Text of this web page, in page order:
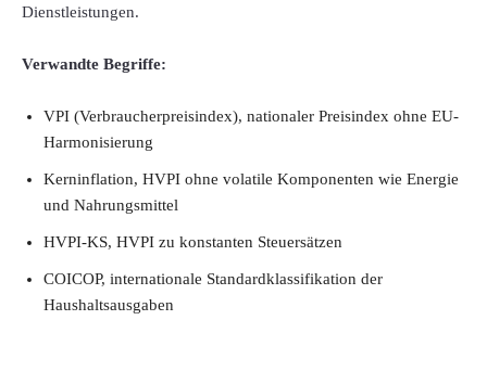
Dienstleistungen.
Verwandte Begriffe:
VPI (Verbraucherpreisindex), nationaler Preisindex ohne EU-
Harmonisierung
Kerninflation, HVPI ohne volatile Komponenten wie Energie
und Nahrungsmittel
HVPI-KS, HVPI zu konstanten Steuersätzen
COICOP, internationale Standardklassifikation der
Haushaltsausgaben